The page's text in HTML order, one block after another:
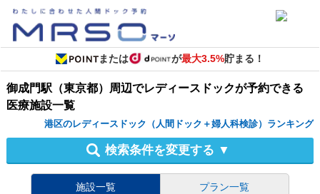
または が最大3.5%貯まる！
御成門駅（東京都）周辺でレディースドックが予約できる
医療施設一覧
港区のレディースドック（人間ドック＋婦人科検診）ランキング
検索条件を変更する ▼
施設一覧 プラン一覧